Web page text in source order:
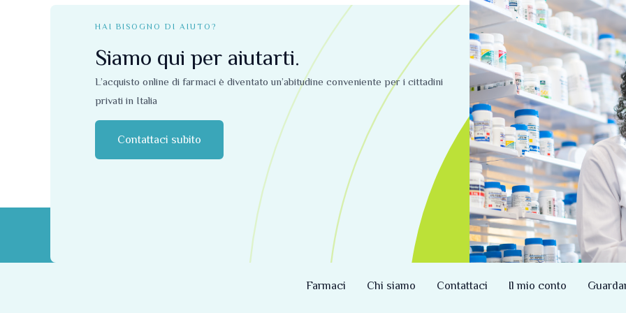
HAI BISOGNO DI AIUTO?
Siamo qui per aiutarti.
L’acquisto online di farmaci è diventato un’abitudine conveniente per i cittadini
privati ​​in Italia
Contattaci subito
Farmaci Chi siamo Contattaci Il mio conto